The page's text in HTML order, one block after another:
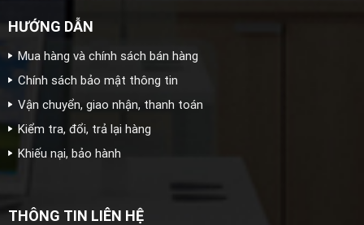
HƯỚNG DẪN
Mua hàng và chính sách bán hàng
Chính sách bảo mật thông tin
Vận chuyển, giao nhận, thanh toán
Kiểm tra, đổi, trả lại hàng
Khiếu nại, bảo hành
THÔNG TIN LIÊN HỆ